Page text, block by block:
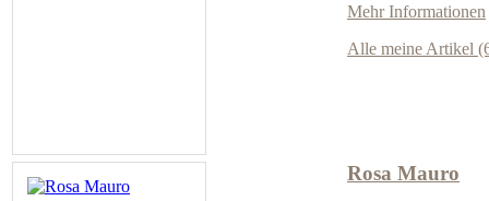
Mehr Informationen
Alle meine Artikel
Rosa Mauro